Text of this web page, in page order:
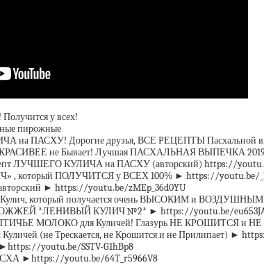
у всех!
пирожные
на ПАСХУ! Дорогие друзья, ВСЕ РЕЦЕПТЫ Пасхальной
не Бывает! Лучшая ПАСХАЛЬНАЯ ВЫПЕЧКА 2019
ЛУЧШЕГО КУЛИЧА на ПАСХУ (авторский) https://
, который ПОЛУЧИТСЯ у ВСЕХ 100% ► https://youtu.be/
► https://youtu.be/zMEp_36d0YU
который получается очень ВЫСОКИМ и
*ЛЕНИВЫЙ КУЛИЧ №2* ► https://youtu.be/
МОЛОКО для Куличей! Глазурь НЕ КРОШИТСЯ и
(не Трескается, не Крошится и не Прилипает) ►
youtu.be/SSTV-G1hBp8
►https://youtu.be/64T_r5966V8